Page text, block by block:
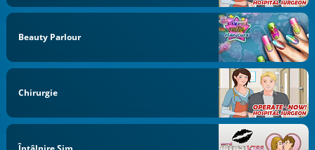
Beauty Parlour
Chirurgie